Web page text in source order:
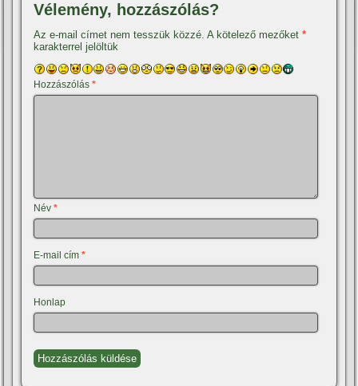
Vélemény, hozzászólás?
Az e-mail címet nem tesszük közzé. A kötelező mezőket*
karakterrel jelöltük
Hozzászólás*
Név*
E-mail cím*
Honlap